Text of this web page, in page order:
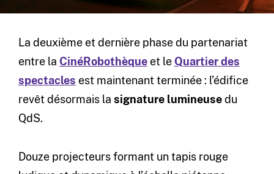
La deuxième et dernière phase du partenariat
entre la CinéRobothèqueet le Quartier des
spectacles est maintenant terminée : l’édifice
revêt désormais la signature lumineusedu
QdS.
Douze projecteurs formant un tapis rouge